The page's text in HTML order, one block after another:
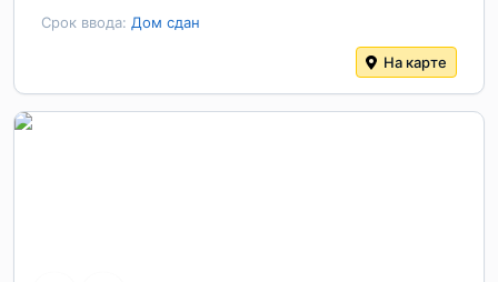
Срок ввода: Дом сдан
На карте